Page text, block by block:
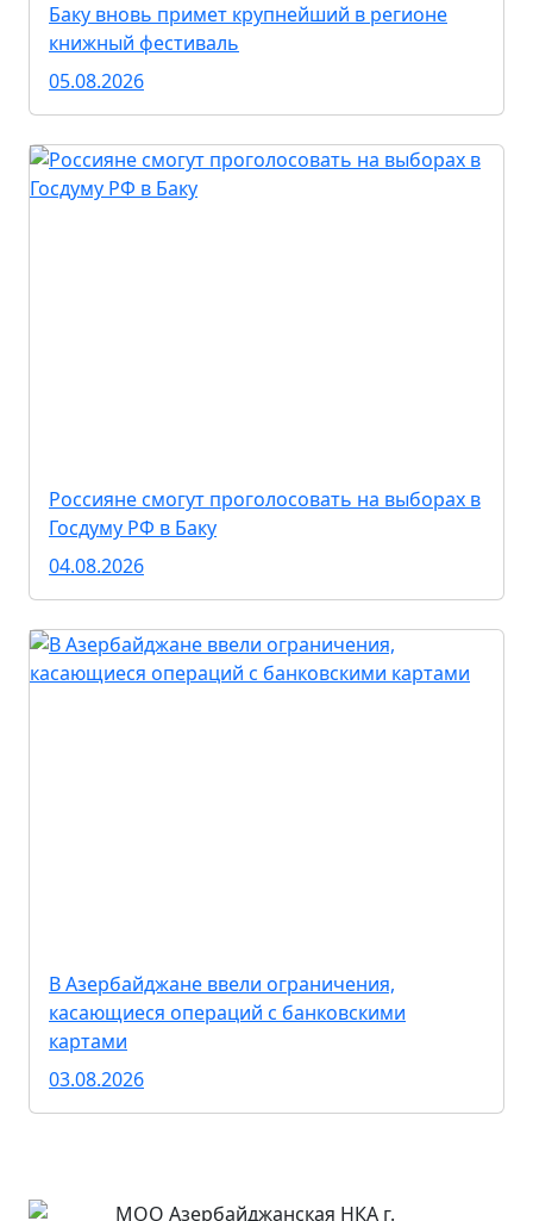
Баку вновь примет крупнейший в регионе
книжный фестиваль
05.08.2026
Россияне смогут проголосовать на выборах в
Госдуму РФ в Баку
04.08.2026
В Азербайджане ввели ограничения,
касающиеся операций с банковскими
картами
03.08.2026
МОО Азербайджанская НКА г.